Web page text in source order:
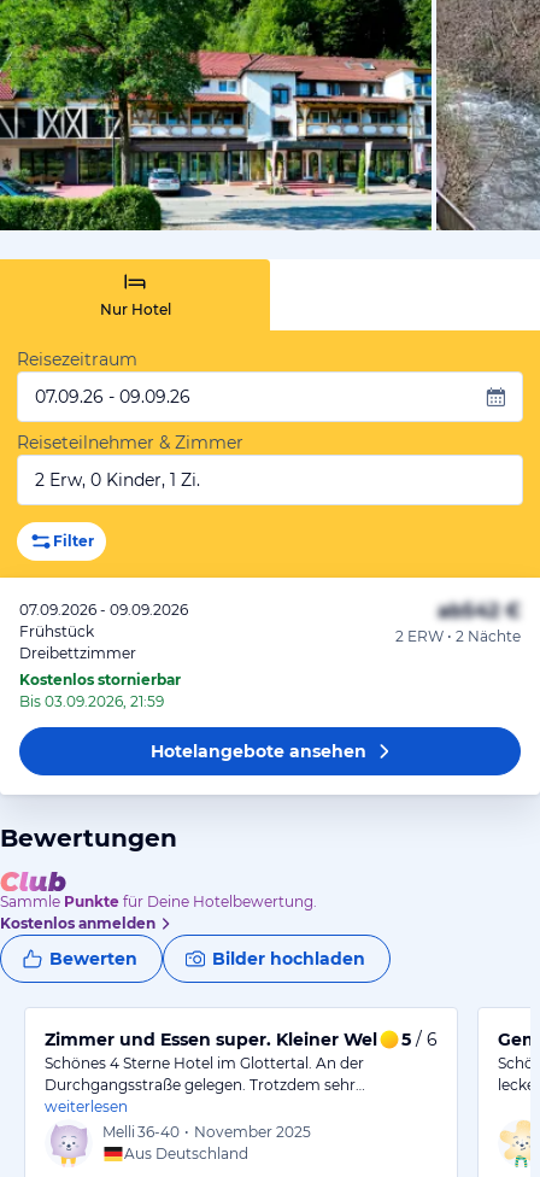
vom
Nur Hotel
Reisezeitraum
07.09.26 - 09.09.26
Reiseteilnehmer & Zimmer
2 Erw, 0 Kinder, 1 Zi.
Filter
07.09.2026 - 09.09.2026
Frühstück
Dreibettzimmer
Kostenlos stornierbar
Bis 03.09.2026, 21:59
ab542 €
2 ERW • 2 Nächte
Hotelangeboteansehen
Bewertungen
Sammle Punkte für Deine Hotelbewertung.
Kostenlos anmelden
Bewerten Bilder hochladen
Zimmer und Essen super. Kleiner Wellnessbereich.
5 / 6
Schönes 4 Sterne Hotel im Glottertal. An der
Durchgangsstraße gelegen. Trotzdem sehr…
weiterlesen
Melli 36-40 • November 2025
Aus Deutschland